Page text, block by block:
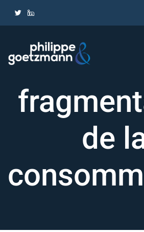
de